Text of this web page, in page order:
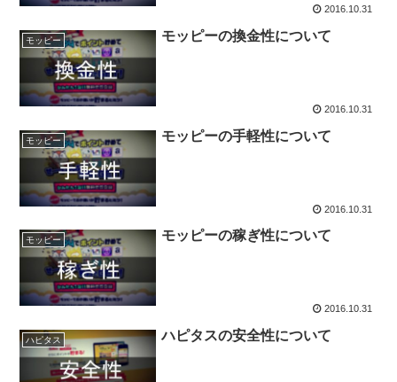
2016.10.31
モッピー モッピーの換金性について
2016.10.31
モッピー モッピーの手軽性について
2016.10.31
モッピー モッピーの稼ぎ性について
2016.10.31
ハピタス ハピタスの安全性について